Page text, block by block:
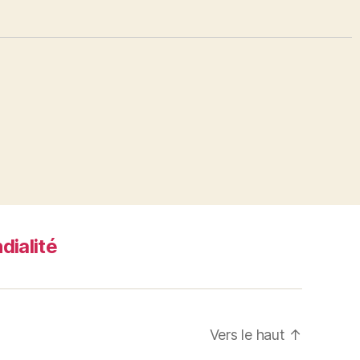
Vers le haut ↑